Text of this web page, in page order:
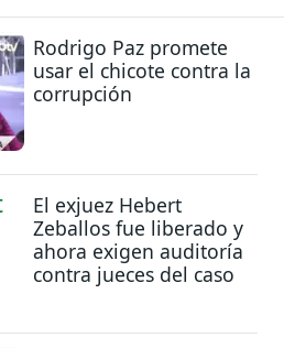
Rodrigo Paz promete
usar el chicote contra la
corrupción
El exjuez Hebert
Zeballos fue liberado y
ahora exigen auditoría
contra jueces del caso